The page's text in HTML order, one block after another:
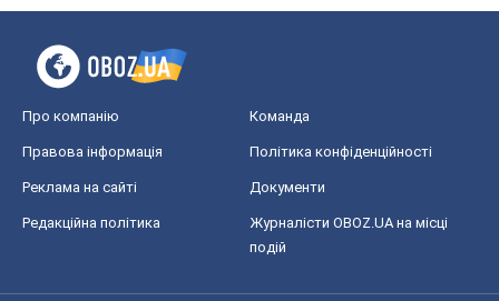
Про компанію Команда
Правова інформація Політика конфіденційності
Реклама на сайті Документи
Редакційна політика
Журналісти OBOZ.UA на місці
подій